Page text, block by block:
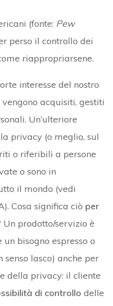
(fonte: Pew
perso il controllo dei
riappropriarsene.
interesse del nostro
acquisiti, gestiti
Un’ulteriore
privacy (o meglio, sul
o riferibili a persone
o sono in
il mondo (vedi
Cosa significa ciò per
Un prodotto/servizio è
bisogno espresso o
lasco) anche per
della privacy: il cliente
di controllo delle